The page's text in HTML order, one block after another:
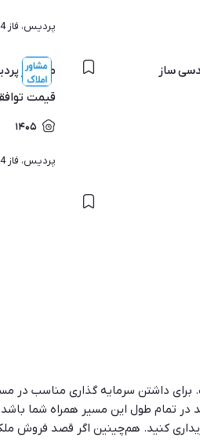
پردیس، فاز 4 |
ساز
ملک در
قیمت
۱۴۰۵
پردیس، فاز 4 |
برای داشتن سرمایه گذاری مناسب
در تمام طول این مسیر همراه شما
کنید. هم‌چینین اگر قصد فروش